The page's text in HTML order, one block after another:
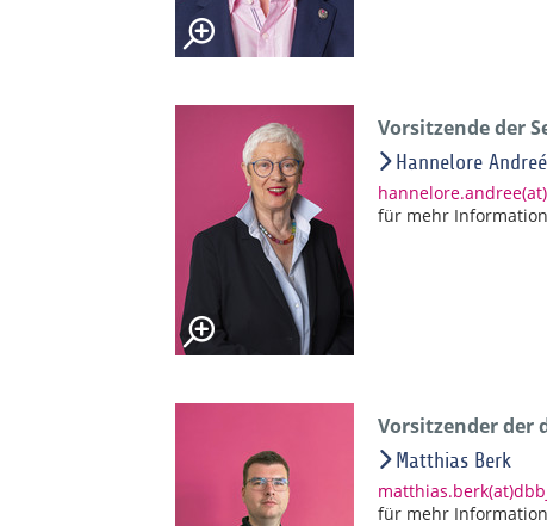
Vorsitzende der
Hannelore Andreé
für mehr
Vorsitzender der
Matthias Berk
für mehr